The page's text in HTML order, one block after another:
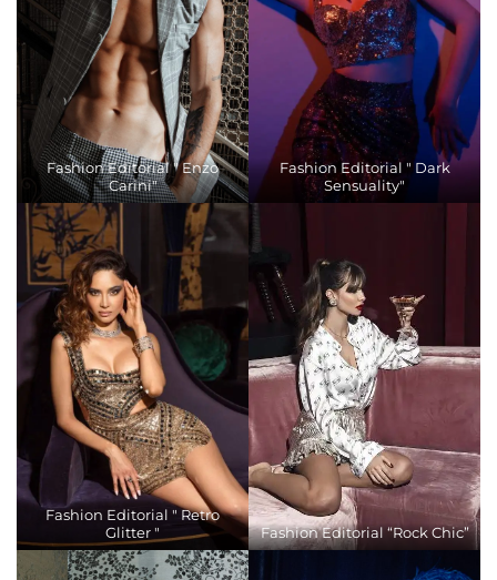
Fashion Editorial " Enzo
Carini"
Fashion Editorial " Dark
Sensuality"
Fashion Editorial " Retro
Glitter "
Fashion Editorial “Rock Chic”